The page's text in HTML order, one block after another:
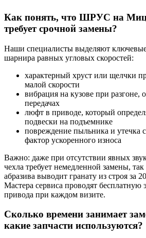
Как понять, что ШРУС на
требует срочной замены?
Наши специалисты выделяют
шарнира равных угловых скоростей:
характерный хруст или щелчки
малой скорости
вибрация на кузове при разгоне,
передачах
люфт в приводе, который
подвески на подъемнике
повреждение пыльника и утечка
фактор ускоренного износа
Важно: даже при отсутствии явных
чехла требует немедленной замены,
абразива выводит гранату из строя за
Мастера сервиса проводят бесплатную
привода при каждом визите.
Сколько времени занимает
какие запчасти используются?